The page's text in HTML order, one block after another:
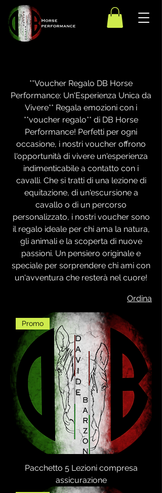
**Voucher Regalo DB Horse
Performance: Un'Esperienza Unica da
Vivere** Regala emozioni con i
**voucher regalo** di DB Horse
Performance! Perfetti per ogni
occasione, i nostri voucher offrono
l'opportunità di vivere un'esperienza
indimenticabile a contatto con i
cavalli. Che si tratti di una lezione di
equitazione, di un'escursione a
cavallo o di un percorso
personalizzato, i nostri voucher sono
il regalo ideale per chi ama la natura,
gli animali e la scoperta di nuove
passioni. Un pensiero originale e
speciale per sorprendere chi ami con
un'avventura che resterà nel cuore!
Ordina
Promo
Pacchetto 5 Lezioni compresa
assicurazione